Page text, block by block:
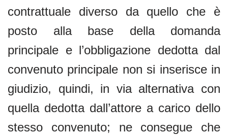
contrattuale diverso da quello che è
posto alla base della domanda
principale e l’obbligazione dedotta dal
convenuto principale non si inserisce in
giudizio, quindi, in via alternativa con
quella dedotta dall’attore a carico dello
stesso convenuto; ne consegue che